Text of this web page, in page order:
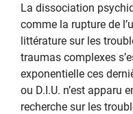
La dissociation
comme la rupture de
littérature sur les
traumas complexes
exponentielle ces
ou D.I.U. n’est apparu
recherche sur les